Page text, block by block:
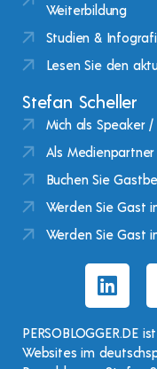
Weiterbildung
Studien &
Lesen Sie den
Stefan Scheller
Mich als Speaker
Als
Buchen Sie
Werden Sie Gast
Werden Sie Gast
PERSOBLOGGER.DE
Websites im